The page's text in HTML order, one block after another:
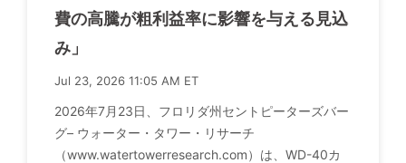
費の高騰が粗利益率に影響を与える見込
み」
Jul 23, 2026 11:05 AM ET
2026年7月23日、フロリダ州セントピーターズバー
グ– ウォーター・タワー・リサーチ
（www.watertowerresearch.com）は、WD-40カ